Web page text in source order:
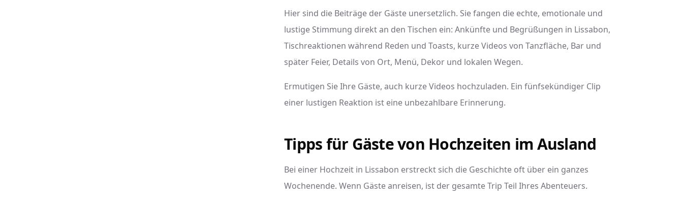
Hier sind die Beiträge der Gäste unersetzlich. Sie fangen die echte, emotionale und
lustige Stimmung direkt an den Tischen ein: Ankünfte und Begrüßungen in Lissabon,
Tischreaktionen während Reden und Toasts, kurze Videos von Tanzfläche, Bar und
später Feier, Details von Ort, Menü, Dekor und lokalen Wegen.
Ermutigen Sie Ihre Gäste, auch kurze Videos hochzuladen. Ein fünfsekündiger Clip
einer lustigen Reaktion ist eine unbezahlbare Erinnerung.
Tipps für Gäste von Hochzeiten im Ausland
Bei einer Hochzeit in Lissabon erstreckt sich die Geschichte oft über ein ganzes
Wochenende. Wenn Gäste anreisen, ist der gesamte Trip Teil Ihres Abenteuers.